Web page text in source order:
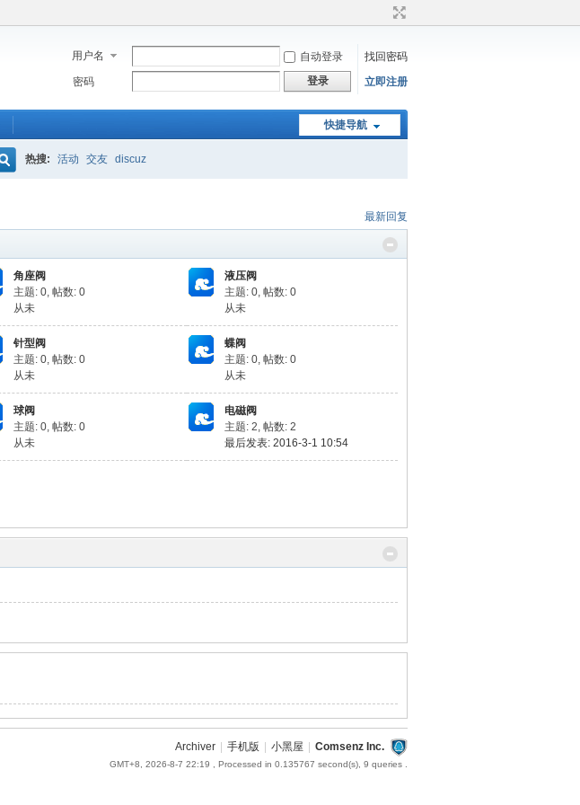
用户名 自动登录
找回密码
密码
登录 立即注册
快捷导航
热搜: 活动 交友 discuz
最新回复
角座阀
主题: 0, 帖数: 0
从未
液压阀
主题: 0, 帖数: 0
从未
针型阀
主题: 0, 帖数: 0
从未
蝶阀
主题: 0, 帖数: 0
从未
球阀
主题: 0, 帖数: 0
从未
电磁阀
主题: 2, 帖数: 2
最后发表: 2016-3-1 10:54
Archiver 手机版 小黑屋 Comsenz Inc.
GMT+8, 2026-8-7 22:19 , Processed in 0.135767 second(s), 9 queries .